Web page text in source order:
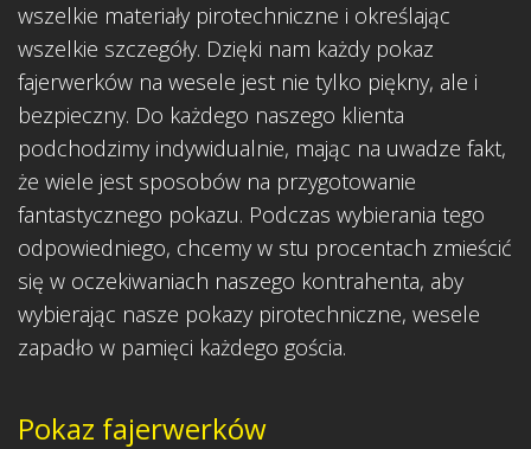
wszelkie materiały pirotechniczne i określając
wszelkie szczegóły. Dzięki nam każdy pokaz
fajerwerków na wesele jest nie tylko piękny, ale i
bezpieczny. Do każdego naszego klienta
podchodzimy indywidualnie, mając na uwadze fakt,
że wiele jest sposobów na przygotowanie
fantastycznego pokazu. Podczas wybierania tego
odpowiedniego, chcemy w stu procentach zmieścić
się w oczekiwaniach naszego kontrahenta, aby
wybierając nasze pokazy pirotechniczne, wesele
zapadło w pamięci każdego gościa.
Pokaz fajerwerków